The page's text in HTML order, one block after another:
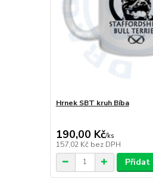
Hrnek SBT kruh Bíba
190,00 Kč/ks
157,02 Kč bez DPH
Přidat